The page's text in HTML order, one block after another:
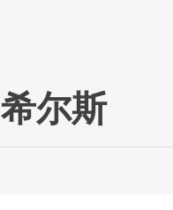
希尔斯